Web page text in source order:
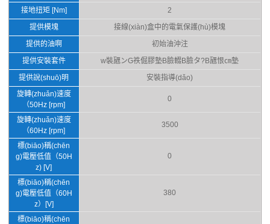
接地扭矩 [Nm]
2
提供模塊
接線(xiàn)盒中的電氣保護(hù)模塊
提供的油啊
初始油沖注
提供安裝套件
w裝甅ンG祑倔膠墊B臉輟B臉タ?B甅恨㎝墊
提供說(shuō)明
安裝指導(dǎo)
旋轉(zhuǎn)速度
（50Hz [rpm]
0
旋轉(zhuǎn)速度
（60Hz [rpm]
3500
標(biāo)稱(chēn
g)電壓低值（50H
z) [V]
0
標(biāo)稱(chēn
g)電壓低值（60H
z）[V]
380
標(biāo)稱(chēn